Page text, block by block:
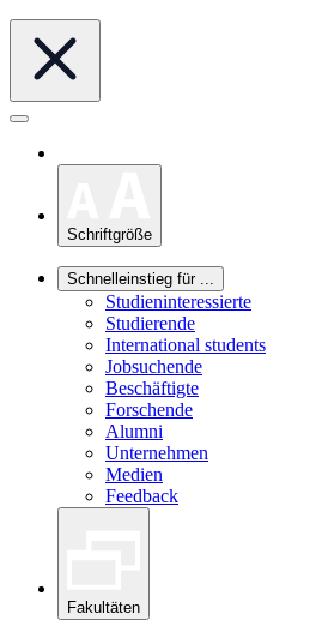
Schriftgröße
Schnelleinstieg für ...
Studieninteressierte
Studierende
International students
Jobsuchende
Beschäftigte
Forschende
Alumni
Unternehmen
Medien
Feedback
Fakultäten